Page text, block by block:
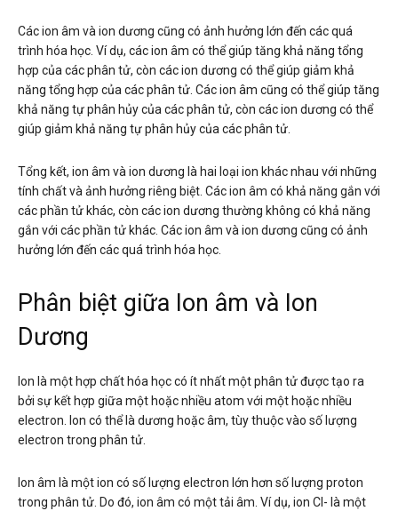
Các ion âm và ion dương cũng có ảnh hưởng lớn đến các quá
trình hóa học. Ví dụ, các ion âm có thể giúp tăng khả năng tổng
hợp của các phân tử, còn các ion dương có thể giúp giảm khả
năng tổng hợp của các phân tử. Các ion âm cũng có thể giúp tăng
khả năng tự phân hủy của các phân tử, còn các ion dương có thể
giúp giảm khả năng tự phân hủy của các phân tử.
Tổng kết, ion âm và ion dương là hai loại ion khác nhau với những
tính chất và ảnh hưởng riêng biệt. Các ion âm có khả năng gắn với
các phần tử khác, còn các ion dương thường không có khả năng
gắn với các phần tử khác. Các ion âm và ion dương cũng có ảnh
hưởng lớn đến các quá trình hóa học.
Phân biệt giữa Ion âm và Ion
Dương
Ion là một hợp chất hóa học có ít nhất một phân tử được tạo ra
bởi sự kết hợp giữa một hoặc nhiều atom với một hoặc nhiều
electron. Ion có thể là dương hoặc âm, tùy thuộc vào số lượng
electron trong phân tử.
Ion âm là một ion có số lượng electron lớn hơn số lượng proton
trong phân tử. Do đó, ion âm có một tải âm. Ví dụ, ion Cl- là một